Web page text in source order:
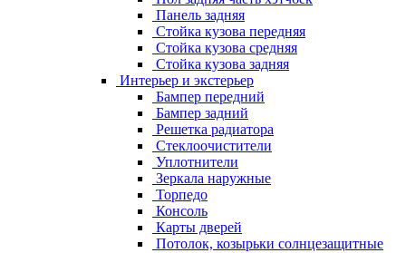
Панель задняя
Стойка кузова передняя
Стойка кузова средняя
Стойка кузова задняя
Интерьер и экстерьер
Бампер передний
Бампер задний
Решетка радиатора
Стеклоочистители
Уплотнители
Зеркала наружные
Торпедо
Консоль
Карты дверей
Потолок, козырьки солнцезащитные